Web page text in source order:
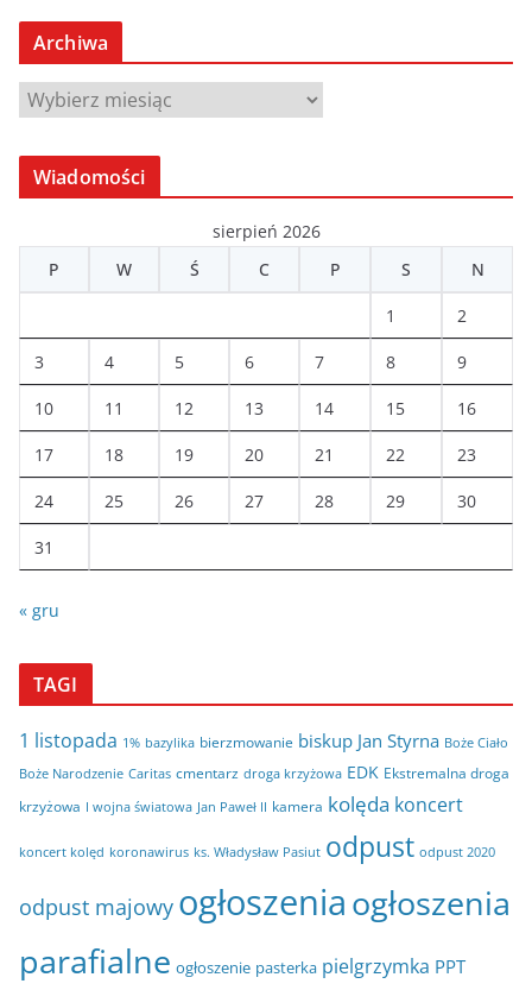
Archiwa
A
c
w
Wiadomości
sierpień 2026
P
W Ś C P S N
1 2
3 4 5 6 7 8 9
10 11 12 13 14 15 16
17 18 19 20 21 22 23
24 25 26 27 28 29 30
31
« gru
TAGI
1 listopada 1% bazylika bierzmowanie biskup Jan Styrna Boże Ciało
Boże Narodzenie Caritas cmentarz droga krzyżowa EDK Ekstremalna droga
krzyżowa I wojna światowa Jan Paweł II kamera kolęda koncert
koncert kolęd koronawirus ks. Władysław Pasiut odpust odpust 2020
odpust majowy ogłoszeniaogłoszenia
parafialne ogłoszenie pasterka pielgrzymka PPT